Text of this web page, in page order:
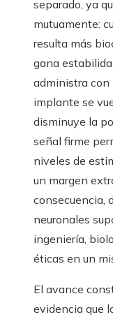
separado, ya
mutuamente:
resulta más
gana
administra con
implante se
disminuye la
señal firme
niveles de
un margen
consecuencia,
neuronales
ingeniería,
éticas en un
El avance
evidencia que